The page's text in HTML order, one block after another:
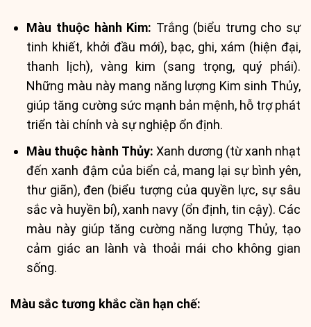
Màu thuộc hành Kim: Trắng (biểu trưng cho sự
tinh khiết, khởi đầu mới), bạc, ghi, xám (hiện đại,
thanh lịch), vàng kim (sang trọng, quý phái).
Những màu này mang năng lượng Kim sinh Thủy,
giúp tăng cường sức mạnh bản mệnh, hỗ trợ phát
triển tài chính và sự nghiệp ổn định.
Màu thuộc hành Thủy: Xanh dương (từ xanh nhạt
đến xanh đậm của biển cả, mang lại sự bình yên,
thư giãn), đen (biểu tượng của quyền lực, sự sâu
sắc và huyền bí), xanh navy (ổn định, tin cậy). Các
màu này giúp tăng cường năng lượng Thủy, tạo
cảm giác an lành và thoải mái cho không gian
sống.
Màu sắc tương khắc cần hạn chế: